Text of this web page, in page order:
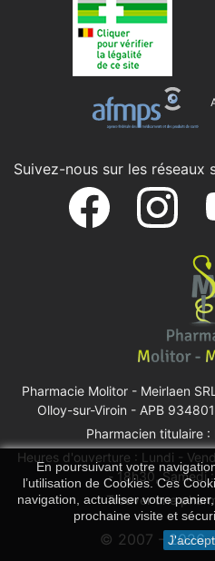
En poursuivant votre
l’utilisation de Cookies. Ces
navigation, actualiser votre
prochaine visite et
Suivez-nous sur les réseaux
Pharmacie Molitor - Meirlaen
Olloy-sur-Viroin - APB
Pharmacien titulaire :
Heures d'ouverture : Lundi -
- 18h30, Samedi
Trouver une
© 2007 - 2026 -